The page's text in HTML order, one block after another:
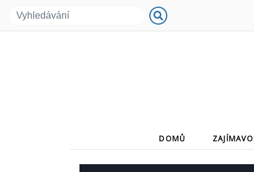
DOMŮ (CURRENT)